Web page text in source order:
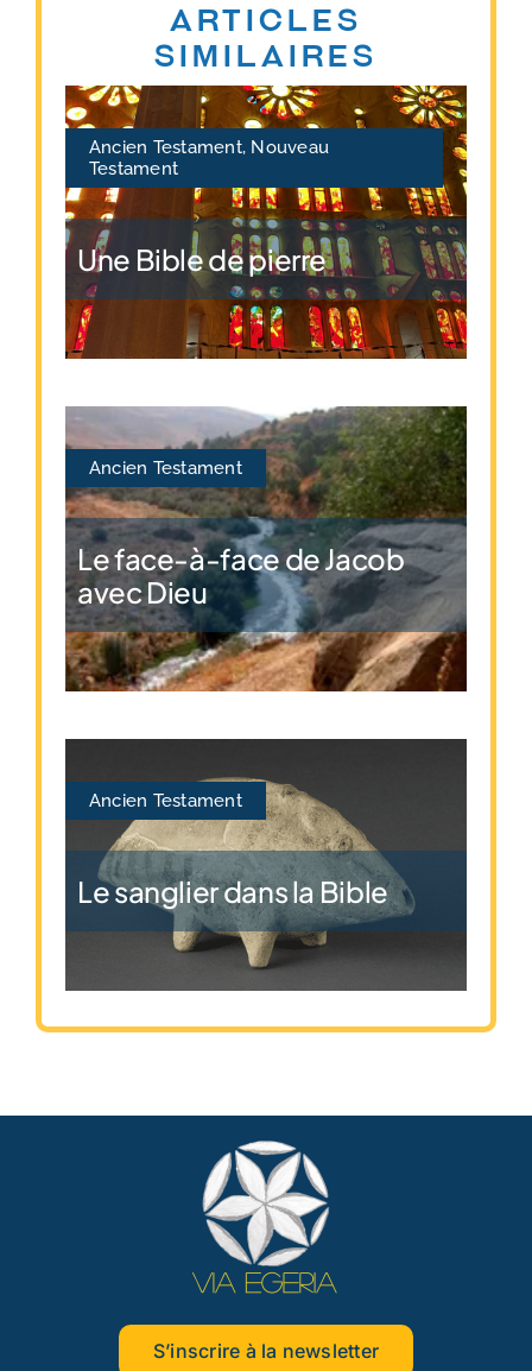
Articles
similaires
Ancien Testament, Nouveau
Testament
Une Bible de pierre
Ancien Testament
Le face-à-face de Jacob
avec Dieu
Ancien Testament
Le sanglier dans la Bible
S’inscrire à la newsletter